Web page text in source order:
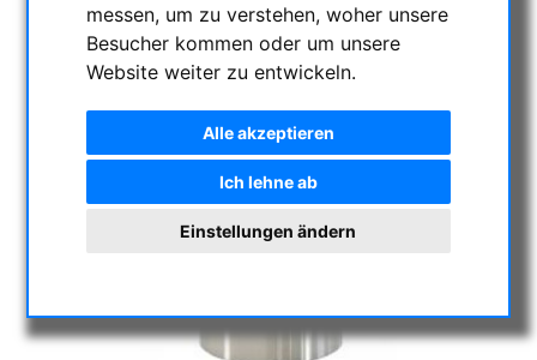
messen, um zu verstehen, woher unsere
Besucher kommen oder um unsere
Website weiter zu entwickeln.
Alle akzeptieren
Ich lehne ab
Einstellungen ändern